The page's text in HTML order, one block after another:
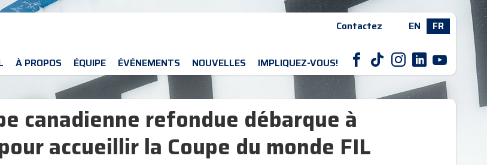
Contactez EN FR
À PROPOS ÉQUIPE ÉVÉNEMENTS NOUVELLES IMPLIQUEZ-VOUS! F T I L Y
canadienne refondue débarque à
accueillir la Coupe du monde FIL